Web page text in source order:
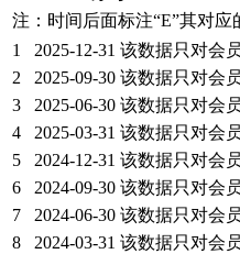
注：时间后面标注“E”其对应
1
2025-12-31 该数据只对会
2
2025-09-30 该数据只对会
3
2025-06-30 该数据只对会
4
2025-03-31 该数据只对会
5
2024-12-31 该数据只对会
6
2024-09-30 该数据只对会
7
2024-06-30 该数据只对会
8
2024-03-31 该数据只对会